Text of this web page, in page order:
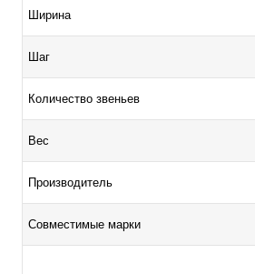
Ширина
Шаг
Количество звеньев
Вес
Производитель
Совместимые марки